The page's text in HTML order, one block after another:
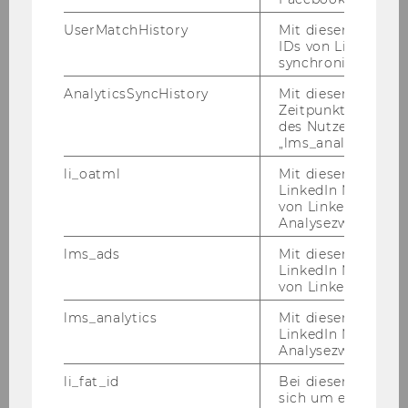
Anwender/in­nen­kennt­nis­se, aus­ge­zeich­ne­te
Eng­lisch­kennt­nis­se, ab­ge­schlos­se­ne Schul­bil­
Er­fah­rung in einem Se­kre­ta­ri­at, Or­ga­ni­sa­ti­ons­
ta­lent, hohes Maß an Selb­stän­dig­keit, gute
Kom­mu­ni­ka­ti­ons­fä­hig­keit, Be­last­bar­keit, Ge­
nau­ig­keit, Zu­ver­läs­sig­keit, freund­li­ches Auf­tre­
Bitte be­wer­ben Sie sich auf un­se­rer Home­page
Ende der Bewerbungsfrist: 1. Dezember 2010
Verlängerung der Bewerbungsfrist bis 1.
ist ab so­fort für
UserMatchHistory
Mit diesem
IDs von LinkedIn
synchronisiert.
AnalyticsSyncHistory
Mit diesem
Zeitpunkt der
des Nutzers mit
„lms_analytics“
li_oatml
Mit diesem
LinkedIn
von LinkedIn zu
Analysezwecke
lms_ads
Mit diesem
LinkedIn
von LinkedIn
lms_analytics
Mit diesem
LinkedIn
Analysezwecken
li_fat_id
Bei diesem
sich um eine